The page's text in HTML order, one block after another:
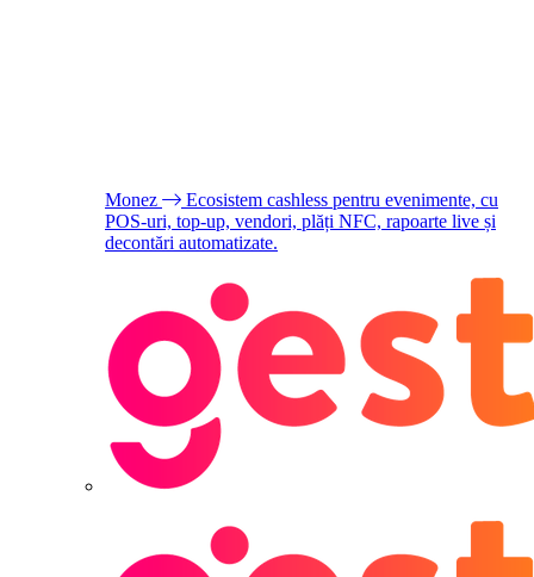
Monez
Ecosistem cashless pentru evenimente, cu
POS-uri, top-up, vendori, plăți NFC, rapoarte live și
decontări automatizate.